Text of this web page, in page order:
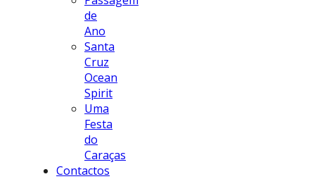
de
Ano
Santa
Cruz
Ocean
Spirit
Uma
Festa
do
Caraças
Contactos